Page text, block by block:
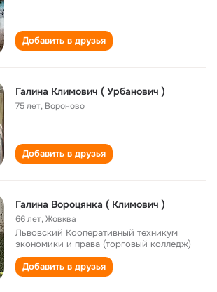
Добавить в друзья
Галина Климович ( Урбанович )
75 лет, Вороново
Добавить в друзья
Галина Вороцянка ( Климович )
66 лет,Жовква
Львовский Кооперативный техникум
экономики и права (торговый колледж)
Добавить в друзья